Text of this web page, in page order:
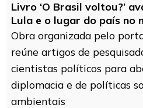
Livro ‘O Brasil voltou?’
Lula e o lugar do país no
Obra organizada pelo
reúne artigos de
cientistas políticos para
diplomacia e de políticas
ambientais